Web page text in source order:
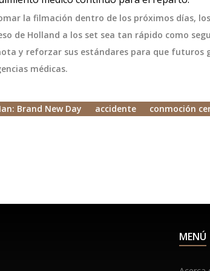
la filmación dentro de los próximos días,
de Holland a los set sea tan rápido como
y reforzar sus estándares para que futuros
médicas.
Brand New Day accidente conmoción
a
y a
playoffs para enfrentarse
MENÚ